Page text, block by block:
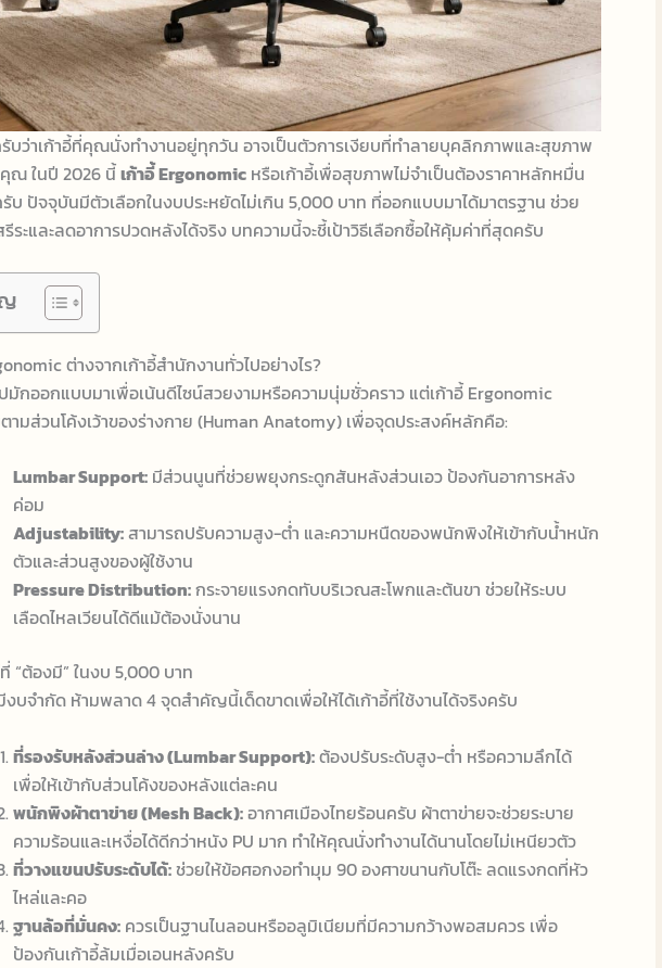
รับว่าเก้าอี้ที่คุณนั่งทำงานอยู่ทุกวัน อาจเป็นตัวการเงียบที่ทำลายบุคลิกภาพและสุขภาพ
ณ ในปี 2026 นี้เก้าอี้ Ergonomic หรือเก้าอี้เพื่อสุขภาพไม่จำเป็นต้องราคาหลักหมื่น
รับ ปัจจุบันมีตัวเลือกในงบประหยัดไม่เกิน 5,000 บาท ที่ออกแบบมาได้มาตรฐาน ช่วย
ระและลดอาการปวดหลังได้จริง บทความนี้จะชี้เป้าวิธีเลือกซื้อให้คุ้มค่าที่สุดครับ
ต่างจากเก้าอี้สำนักงานทั่วไปอย่างไร?
ปมักออกแบบมาเพื่อเน้นดีไซน์สวยงามหรือความนุ่มชั่วคราว แต่เก้าอี้ Ergonomic
ามส่วนโค้งเว้าของร่างกาย (Human Anatomy) เพื่อจุดประสงค์หลักคือ:
Lumbar Support: มีส่วนนูนที่ช่วยพยุงกระดูกสันหลังส่วนเอว ป้องกันอาการหลัง
ค่อม
Adjustability:สามารถปรับความสูง-ต่ำ และความหนืดของพนักพิงให้เข้ากับน้ำหนัก
ตัวและส่วนสูงของผู้ใช้งาน
Pressure Distribution:กระจายแรงกดทับบริเวณสะโพกและต้นขา ช่วยให้ระบบ
เลือดไหลเวียนได้ดีแม้ต้องนั่งนาน
“ต้องมี” ในงบ 5,000 บาท
บจำกัด ห้ามพลาด 4 จุดสำคัญนี้เด็ดขาดเพื่อให้ได้เก้าอี้ที่ใช้งานได้จริงครับ
ที่รองรับหลังส่วนล่าง (Lumbar Support):ต้องปรับระดับสูง-ต่ำ หรือความลึกได้
เพื่อให้เข้ากับส่วนโค้งของหลังแต่ละคน
พนักพิงผ้าตาข่าย (Mesh Back):อากาศเมืองไทยร้อนครับ ผ้าตาข่ายจะช่วยระบาย
ความร้อนและเหงื่อได้ดีกว่าหนัง PU มาก ทำให้คุณนั่งทำงานได้นานโดยไม่เหนียวตัว
ที่วางแขนปรับระดับได้:ช่วยให้ข้อศอกงอทำมุม 90 องศาขนานกับโต๊ะ ลดแรงกดที่หัว
ไหล่และคอ
ฐานล้อที่มั่นคง: ควรเป็นฐานไนลอนหรืออลูมิเนียมที่มีความกว้างพอสมควร เพื่อ
ป้องกันเก้าอี้ล้มเมื่อเอนหลังครับ